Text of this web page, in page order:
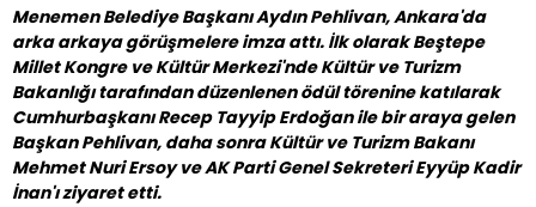
Menemen Belediye Başkanı Aydın Pehlivan, Ankara'da
arka arkaya görüşmelere imza attı. İlk olarak Beştepe
Millet Kongre ve Kültür Merkezi'nde Kültür ve Turizm
Bakanlığı tarafından düzenlenen ödül törenine katılarak
Cumhurbaşkanı Recep Tayyip Erdoğan ile bir araya gelen
Başkan Pehlivan, daha sonra Kültür ve Turizm Bakanı
Mehmet Nuri Ersoy ve AK Parti Genel Sekreteri Eyyüp Kadir
İnan'ı ziyaret etti.